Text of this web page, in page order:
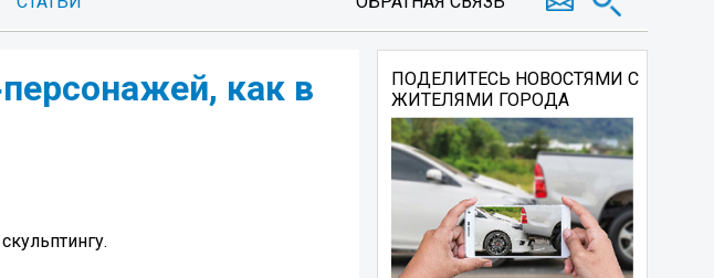
как в
ПОДЕЛИТЕСЬ НОВОСТЯМИ С
ЖИТЕЛЯМИ ГОРОДА